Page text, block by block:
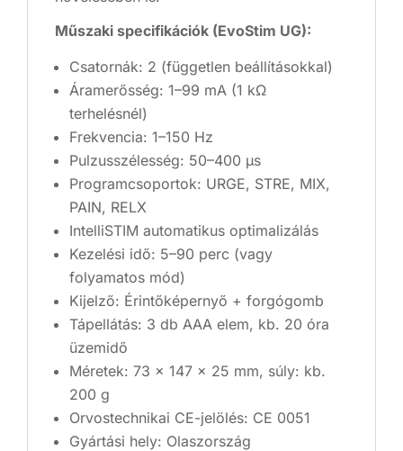
Műszaki specifikációk (EvoStim UG):
Csatornák: 2 (független beállításokkal)
Áramerősség: 1–99 mA (1 kΩ
terhelésnél)
Frekvencia: 1–150 Hz
Pulzusszélesség: 50–400 μs
Programcsoportok: URGE, STRE, MIX,
PAIN, RELX
IntelliSTIM automatikus optimalizálás
Kezelési idő: 5–90 perc (vagy
folyamatos mód)
Kijelző: Érintőképernyő + forgógomb
Tápellátás: 3 db AAA elem, kb. 20 óra
üzemidő
Méretek: 73 x 147 x 25 mm, súly: kb.
200 g
Orvostechnikai CE-jelölés: CE 0051
Gyártási hely: Olaszország